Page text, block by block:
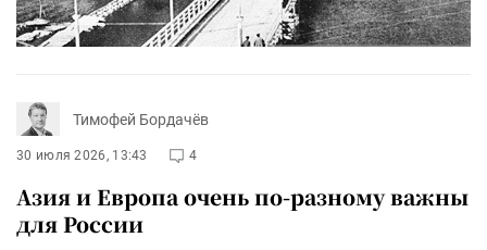
Тимофей Бордачёв
30 июля 2026, 13:43 4
Азия и Европа очень по-разному важны
для России